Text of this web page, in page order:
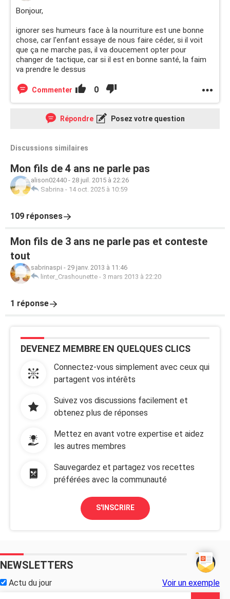
Bonjour,
ignorer ses humeurs face à la nourriture est une bonne
chose, car l'enfant essaye de nous faire céder, si il voit
que ça ne marche pas, il va doucement opter pour
changer de tactique, car si il est en bonne santé, la faim
va prendre le dessus
Commenter 0
Répondre Posez votre question
Discussions similaires
Mon fils de 4 ans ne parle pas
alison02440 - 28 juil. 2015 à 22:26
Sabrina - 14 oct. 2025 à 10:59
109 réponses
Mon fils de 3 ans ne parle pas et conteste
tout
sabrinaspi - 29 janv. 2013 à 11:46
linter_Crashounette - 3 mars 2013 à 22:20
1 réponse
DEVENEZ MEMBRE EN QUELQUES CLICS
Connectez-vous simplement avec ceux qui
partagent vos intérêts
Suivez vos discussions facilement et
obtenez plus de réponses
Mettez en avant votre expertise et aidez
les autres membres
Sauvegardez et partagez vos recettes
préférées avec la communauté
S'INSCRIRE
NEWSLETTERS
Actu du jour Voir un exemple